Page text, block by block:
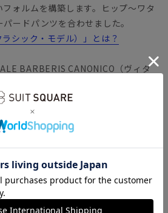
ォルムを構築します。ヒップ～ワタ
ードパンツを合わせました。
ラシック・モデル）」とは？
BARBERIS CANONICO（ヴィタ
地区にて創業の、イタリアを代表する
から生地までを一貫して生産すること
コストパフォーマンスを実現していま
用したサラリとした生地。適度なハリ
ており、ドレッシーかつ洗練度の高い
。